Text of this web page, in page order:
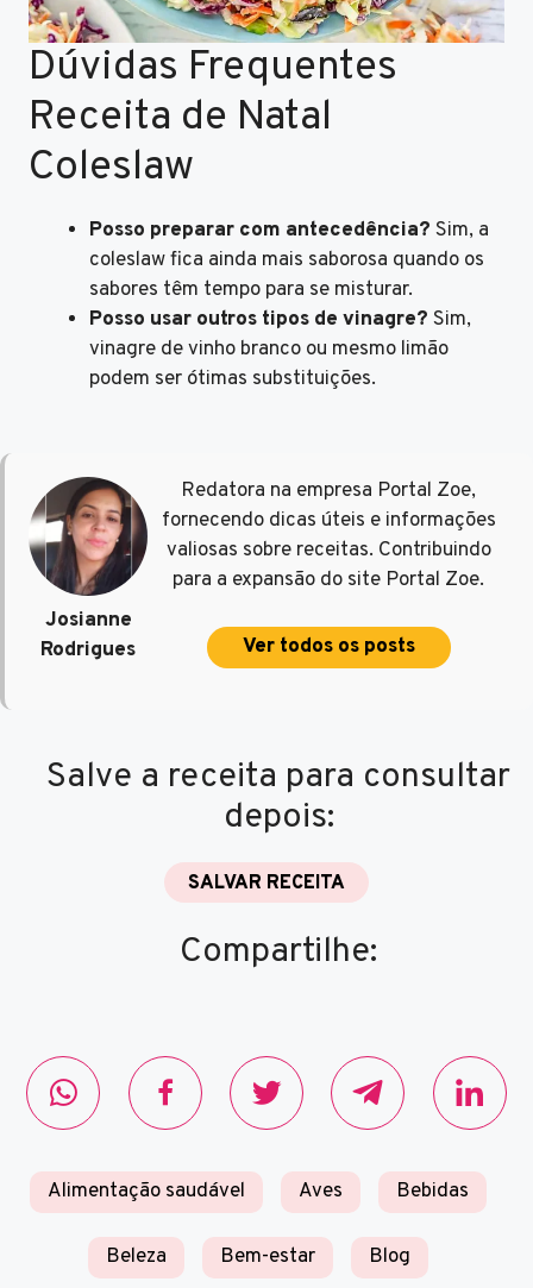
Dúvidas Frequentes
Receita de Natal
Coleslaw
Posso preparar com antecedência? Sim, a
coleslaw fica ainda mais saborosa quando os
sabores têm tempo para se misturar.
Posso usar outros tipos de vinagre? Sim,
vinagre de vinho branco ou mesmo limão
podem ser ótimas substituições.
Josianne
Rodrigues
Redatora na empresa Portal Zoe,
fornecendo dicas úteis e informações
valiosas sobre receitas. Contribuindo
para a expansão do site Portal Zoe.
Ver todos os posts
Salve a receita para consultar
depois:
SALVAR RECEITA
Compartilhe:
Alimentação saudável Aves Bebidas
Beleza Bem-estar Blog